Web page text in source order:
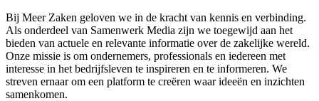
Bij Meer Zaken geloven we in de kracht van kennis en verbinding.
Als onderdeel van Samenwerk Media zijn we toegewijd aan het
bieden van actuele en relevante informatie over de zakelijke wereld.
Onze missie is om ondernemers, professionals en iedereen met
interesse in het bedrijfsleven te inspireren en te informeren. We
streven ernaar om een platform te creëren waar ideeën en inzichten
samenkomen.